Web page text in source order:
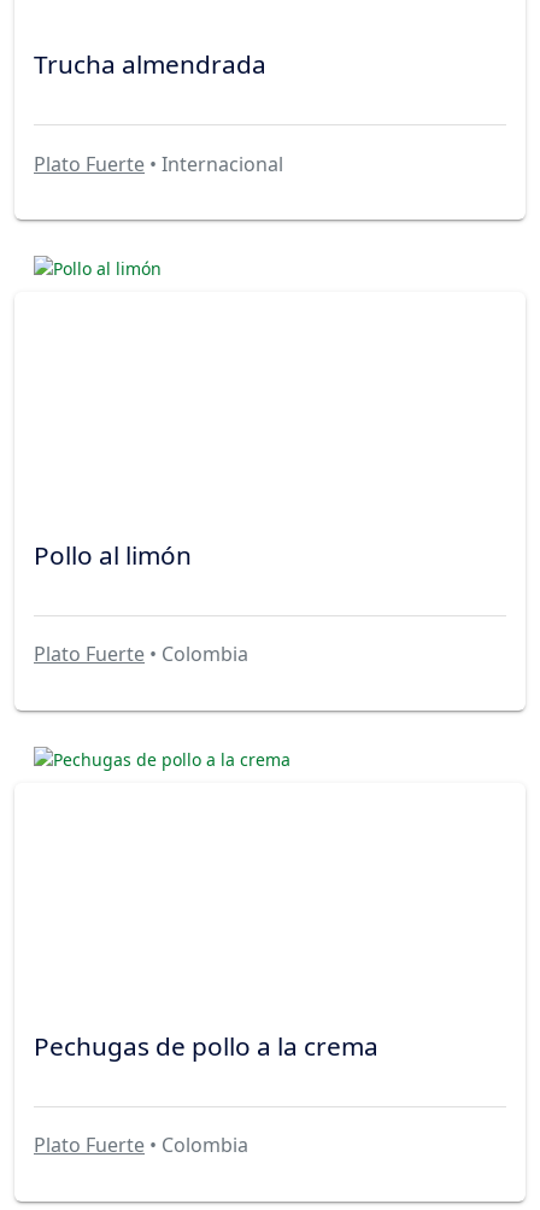
Trucha almendrada
Plato Fuerte • Internacional
Pollo al limón
Plato Fuerte • Colombia
Pechugas de pollo a la crema
Plato Fuerte • Colombia